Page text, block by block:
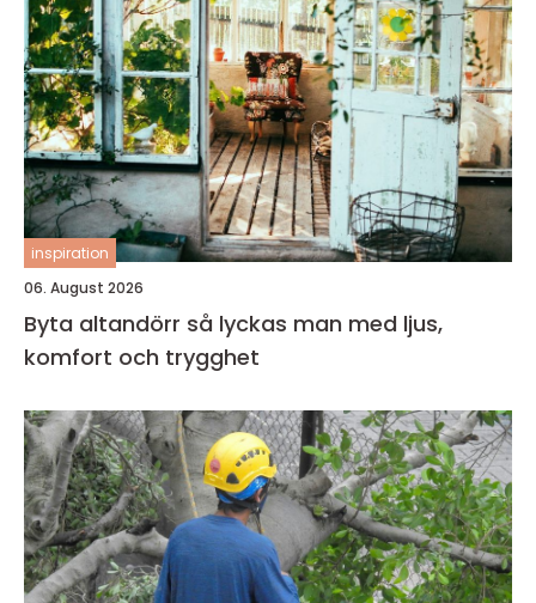
inspiration
06. August 2026
Byta altandörr så lyckas man med ljus,
komfort och trygghet